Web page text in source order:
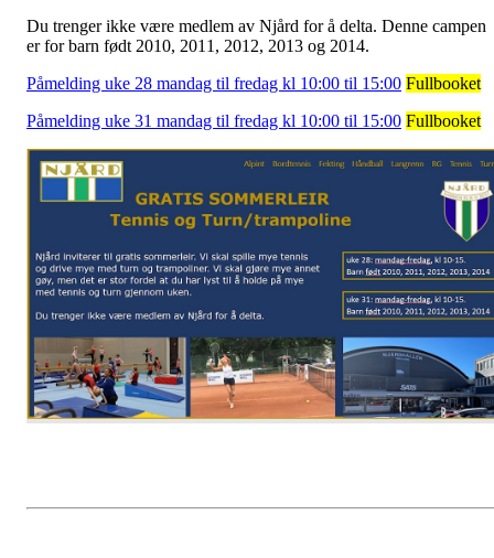
Du trenger ikke være medlem av Njård for å delta. Denne campen
er for barn født 2010, 2011, 2012, 2013 og 2014.
Påmelding uke 28 mandag til fredag kl 10:00 til 15:00 Fullbooket
Påmelding uke 31 mandag til fredag kl 10:00 til 15:00 Fullbooket